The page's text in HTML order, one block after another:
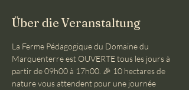
Über die Veranstaltung
La Ferme Pédagogique du Domaine du
Marquenterre est OUVERTE tous les jours à
partir de 09h00 à 17h00. 🎉 10 hectares de
nature vous attendent pour une journée